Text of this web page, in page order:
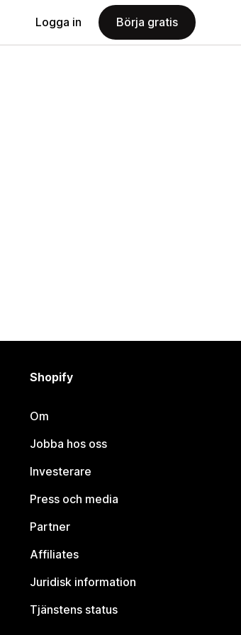
Logga in Börja gratis
Shopify
Om
Jobba hos oss
Investerare
Press och media
Partner
Affiliates
Juridisk information
Tjänstens status